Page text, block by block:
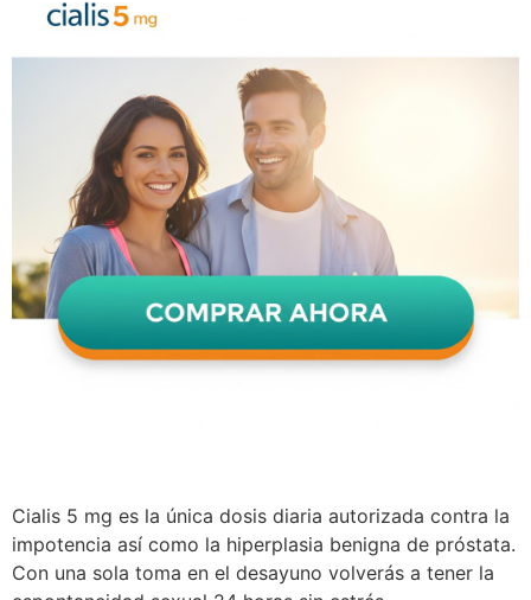
Cialis 5 mg es la única dosis diaria autorizada contra la
impotencia así como la hiperplasia benigna de próstata.
Con una sola toma en el desayuno volverás a tener la